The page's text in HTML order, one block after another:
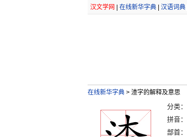
汉文学网 在线新华字典| 汉语词典|
在线新华字典 >渣字的解释及意思
分类：
拼音：
部首：